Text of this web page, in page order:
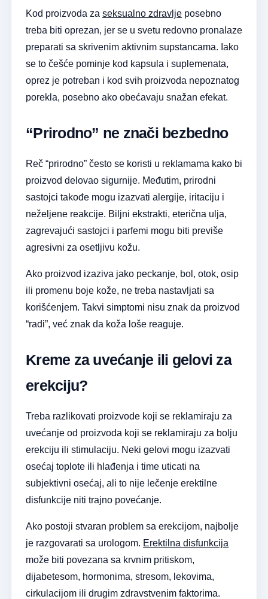
Kod proizvoda za seksualno zdravlje posebno
treba biti oprezan, jer se u svetu redovno pronalaze
preparati sa skrivenim aktivnim supstancama. Iako
se to češće pominje kod kapsula i suplemenata,
oprez je potreban i kod svih proizvoda nepoznatog
porekla, posebno ako obećavaju snažan efekat.
“Prirodno” ne znači bezbedno
Reč “prirodno” često se koristi u reklamama kako bi
proizvod delovao sigurnije. Međutim, prirodni
sastojci takođe mogu izazvati alergije, iritaciju i
neželjene reakcije. Biljni ekstrakti, eterična ulja,
zagrevajući sastojci i parfemi mogu biti previše
agresivni za osetljivu kožu.
Ako proizvod izaziva jako peckanje, bol, otok, osip
ili promenu boje kože, ne treba nastavljati sa
korišćenjem. Takvi simptomi nisu znak da proizvod
“radi”, već znak da koža loše reaguje.
Kreme za uvećanje ili gelovi za
erekciju?
Treba razlikovati proizvode koji se reklamiraju za
uvećanje od proizvoda koji se reklamiraju za bolju
erekciju ili stimulaciju. Neki gelovi mogu izazvati
osećaj toplote ili hlađenja i time uticati na
subjektivni osećaj, ali to nije lečenje erektilne
disfunkcije niti trajno povećanje.
Ako postoji stvaran problem sa erekcijom, najbolje
je razgovarati sa urologom. Erektilna disfunkcija
može biti povezana sa krvnim pritiskom,
dijabetesom, hormonima, stresom, lekovima,
cirkulacijom ili drugim zdravstvenim faktorima.